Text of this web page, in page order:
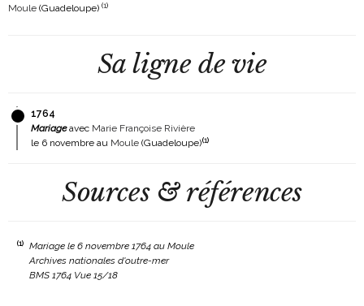
Moule (Guadeloupe) (1)
Sa ligne de vie
1764
Mariageavec Marie Françoise Rivière
le 6 novembre au Moule (Guadeloupe)(1)
Sources & références
(1)
Mariage le 6 novembre 1764 au Moule
Archives nationales d'outre-mer
BMS 1764 Vue 15/18